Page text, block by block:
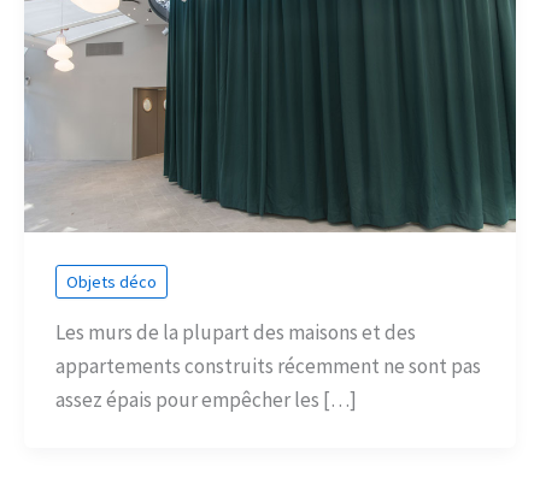
Objets déco
Les murs de la plupart des maisons et des
appartements construits récemment ne sont pas
assez épais pour empêcher les […]